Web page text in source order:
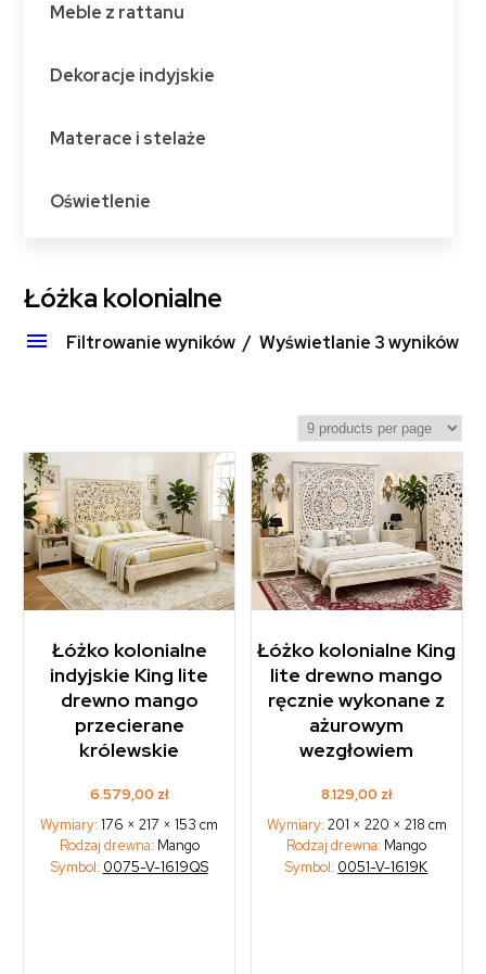
Meble z rattanu
Dekoracje indyjskie
Materace i stelaże
Oświetlenie
Łóżka kolonialne
Filtrowanie wyników Wyświetlanie 3 wyników
Łóżko kolonialne
indyjskie King lite
drewno mango
przecierane
królewskie
6.579,00 zł
Wymiary:176 × 217 × 153 cm
Rodzaj drewna: Mango
Symbol: 0075-V-1619QS
Łóżko kolonialne King
lite drewno mango
ręcznie wykonane z
ażurowym
wezgłowiem
8.129,00 zł
Wymiary: 201 × 220 × 218 cm
Rodzaj drewna: Mango
Symbol: 0051-V-1619K